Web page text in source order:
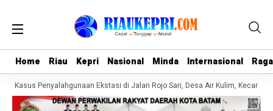
Home Riau Kepri Nasional Minda Internasional
Home Riau Kepri Nasional Minda Internasional
Kasus Penyalahgunaan Ekstasi di Jalan Rojo Sari, Desa Air Kulim, Kecamatan